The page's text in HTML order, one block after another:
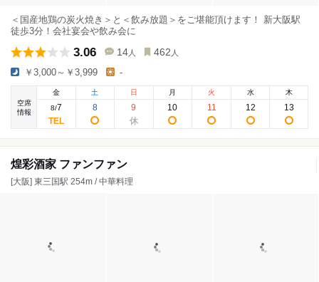
＜国産地鶏の炭火焼き＞と＜飲み放題＞をご堪能頂けます！ 新大阪駅
徒歩3分！会社宴会や飲み会に
3.06 14 人 462 人
￥3,000～￥3,999 -
空席
情報
金
8/7
土
8
日
9
月
10
火
11
水
12
木
13
煌彩酒家 ファンファン
[大阪] 東三国駅 254m / 中華料理